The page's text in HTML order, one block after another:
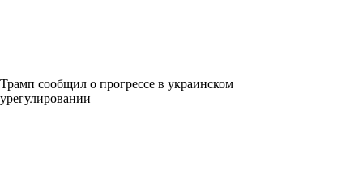
Трамп сообщил о прогрессе в украинском
урегулировании